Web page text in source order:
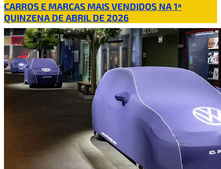
CARROS E MARCAS MAIS VENDIDOS NA 1ª
QUINZENA DE ABRIL DE 2026